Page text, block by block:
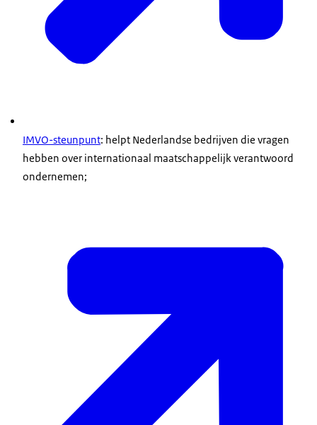
IMVO-steunpunt: helpt Nederlandse bedrijven die vragen
hebben over internationaal maatschappelijk verantwoord
ondernemen;